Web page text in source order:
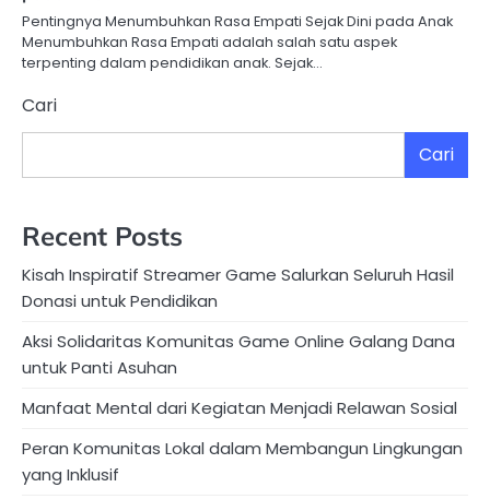
Pentingnya Menumbuhkan Rasa Empati Sejak Dini pada Anak
Menumbuhkan Rasa Empati adalah salah satu aspek
terpenting dalam pendidikan anak. Sejak…
Cari
Cari
Recent Posts
Kisah Inspiratif Streamer Game Salurkan Seluruh Hasil
Donasi untuk Pendidikan
Aksi Solidaritas Komunitas Game Online Galang Dana
untuk Panti Asuhan
Manfaat Mental dari Kegiatan Menjadi Relawan Sosial
Peran Komunitas Lokal dalam Membangun Lingkungan
yang Inklusif